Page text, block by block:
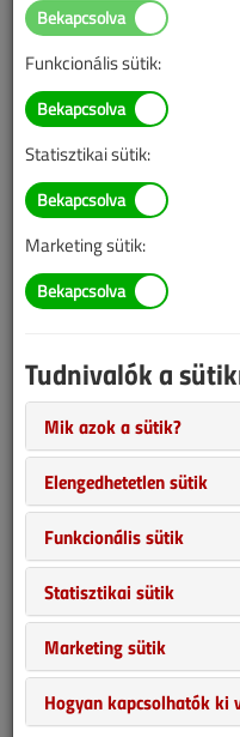
információk mára
helyenként hiányos lehet
Szilágyi László, a Víz-, Gáz-,
nyilatkozatot kért a Mart
kapcsán. Alább a Mart Kft.
Funkcionális sütik:
Statisztikai sütik:
Marketing sütik:
Tudnivalók a
Mik azok a sütik?
Elengedhetetlen sütik
Funkcionális sütik
Statisztikai sütik
Marketing sütik
Hogyan kapcsolhatók ki